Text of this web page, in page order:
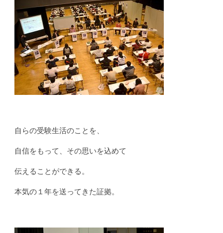
自らの受験生活のことを、
自信をもって、その思いを込めて
伝えることができる。
本気の１年を送ってきた証拠。